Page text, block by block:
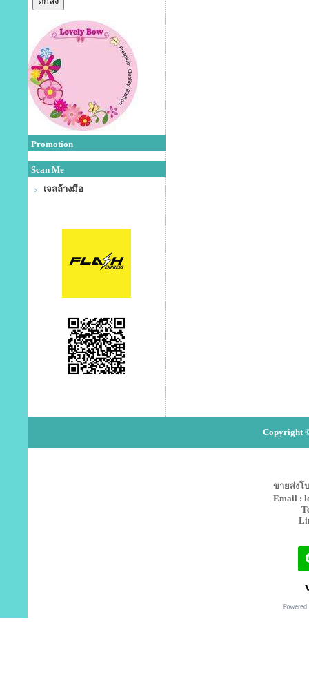
Promotion
Scan Me
เจลล้างมือ
Copyright
ขายส่งโ
Email :